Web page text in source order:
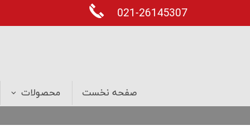
صفحه نخست محصولات
درب های ضد سرقت
021-26145307